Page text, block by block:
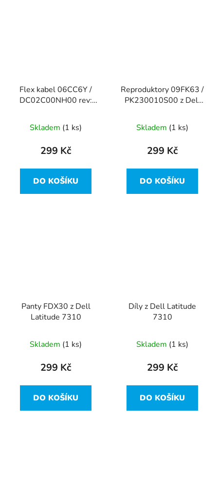
Flex kabel 06CC6Y /
DC02C00NH00 rev:
7310
Skladem (1 ks)
299 Kč
DO KOŠÍKU
Reproduktory 09FK63 /
PK230010S00 z Dell
Skladem (1 ks)
299 Kč
DO KOŠÍKU
Panty FDX30 z Dell
Latitude 7310
Skladem (1 ks)
299 Kč
DO KOŠÍKU
Díly z Dell Latitude
7310
Skladem (1 ks)
299 Kč
DO KOŠÍKU